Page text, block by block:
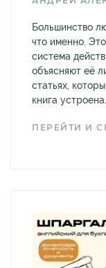
Большинство
что именно.
система
объясняют её
статьях,
книга
ПЕРЕЙТИ И